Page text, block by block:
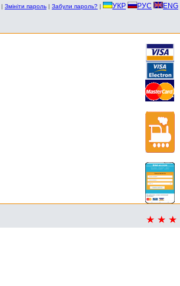
| Змініти пароль | Забули пароль? | УКР РУС ENG